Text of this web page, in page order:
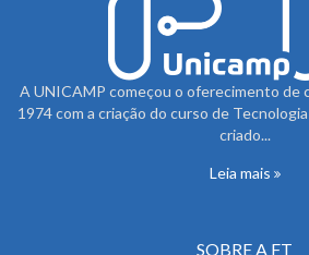
A UNICAMP começou o oferecimento de
1974 com a criação do curso de
criado...
Leia mais
SOBRE A FT